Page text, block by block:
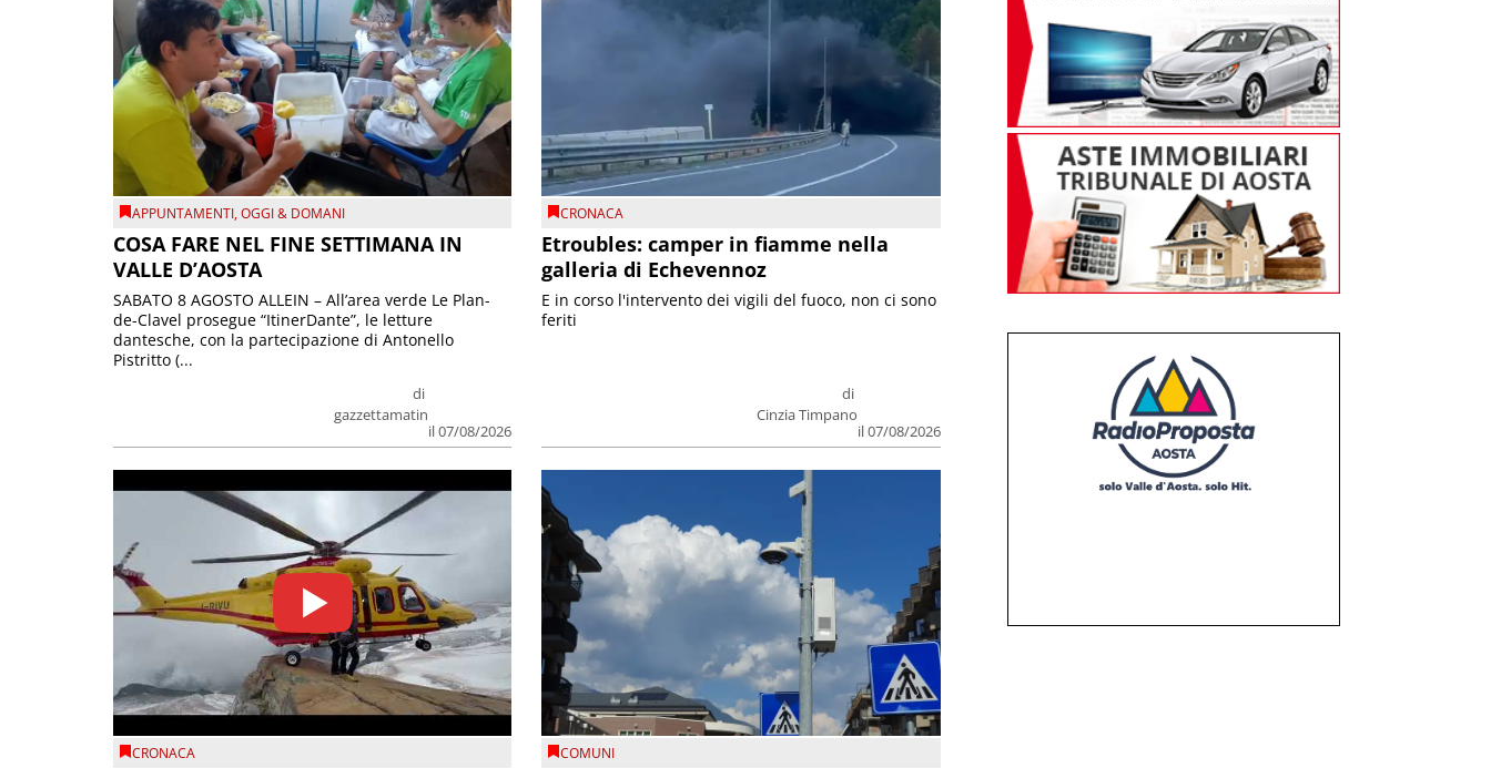
APPUNTAMENTI,OGGI & DOMANI
COSA FARE NEL FINE SETTIMANA IN
VALLE D’AOSTA
di
gazzettamatin
il 07/08/2026
SABATO 8 AGOSTO ALLEIN – All’area verde Le Plan-
de-Clavel prosegue “ItinerDante”, le letture
dantesche, con la partecipazione di Antonello
Pistritto (...
CRONACA
Etroubles: camper in fiamme nella
galleria di Echevennoz
di
Cinzia Timpano
il 07/08/2026
E in corso l'intervento dei vigili del fuoco, non ci sono
feriti
CRONACA COMUNI